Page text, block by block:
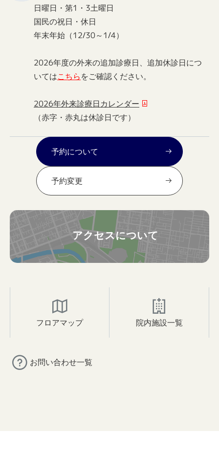
日曜日・第1・3土曜日
国民の祝日・休日
年末年始（12/30～1/4）
2026年度の外来の追加診療日、追加休診日につ
いてはこちらをご確認ください。
2026年外来診療日カレンダー
（赤字・赤丸は休診日です）
予約について
予約変更
アクセスについて
フロアマップ 院内施設一覧
お問い合わせ一覧